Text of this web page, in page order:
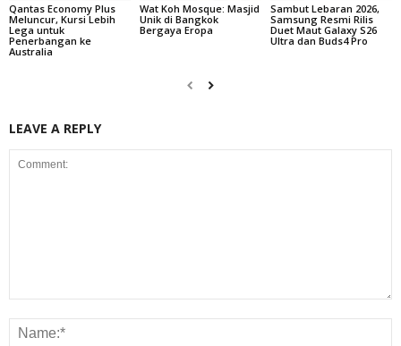
Qantas Economy Plus
Meluncur, Kursi Lebih
Lega untuk
Penerbangan ke
Australia
Wat Koh Mosque: Masjid
Unik di Bangkok
Bergaya Eropa
Sambut Lebaran 2026,
Samsung Resmi Rilis
Duet Maut Galaxy S26
Ultra dan Buds4 Pro
LEAVE A REPLY